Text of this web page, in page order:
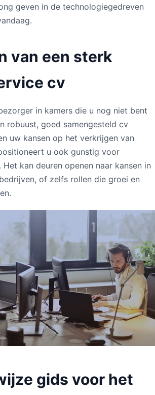
geven in de technologiegedreven
van een sterk
cv
in kamers die u nog niet bent
robuust, goed samengesteld cv
uw kansen op het verkrijgen van
u ook gunstig voor
kan deuren openen naar kansen in
of zelfs rollen die groei en
gids voor het